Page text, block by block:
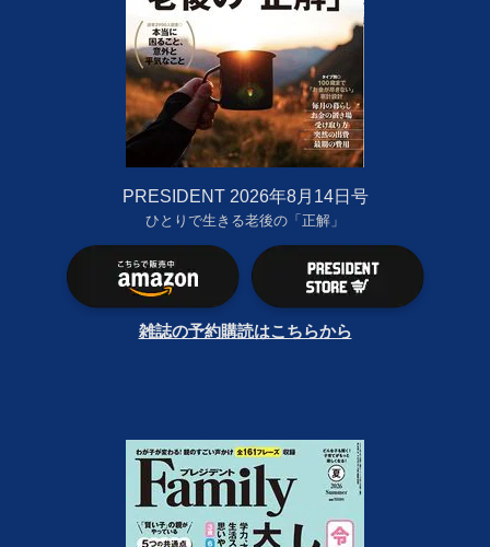
PRESIDENT 2026年8月14日号
ひとりで生きる老後の「正解」
雑誌の予約購読はこちらから